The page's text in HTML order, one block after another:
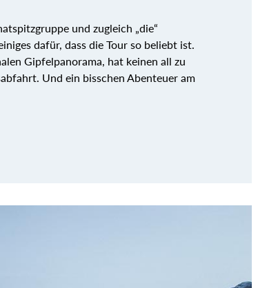
und zugleich „die“
dafür, dass die Tour so beliebt ist.
Gipfelpanorama, hat keinen all zu
Und ein bisschen Abenteuer am